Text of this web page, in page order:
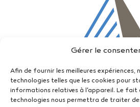
Gérer le
Afin de fournir les meilleures expériences,
technologies telles que les cookies pour
informations relatives à l'appareil. Le fait
technologies nous permettra de traiter